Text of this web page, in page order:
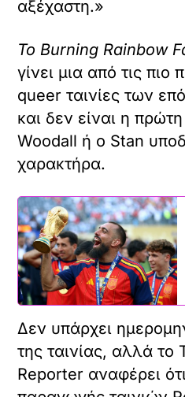
αξέχαστη.»
Το Burning Rainbow
γίνει μια από τις
queer ταινίες των
και δεν είναι η
Woodall ή ο Stan
χαρακτήρα.
Δεν υπάρχει
της ταινίας, αλλά
Reporter αναφέρει